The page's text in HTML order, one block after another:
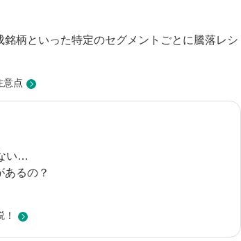
柄といった特定のセグメントごとに騰落レシ
意点
い…
るの？